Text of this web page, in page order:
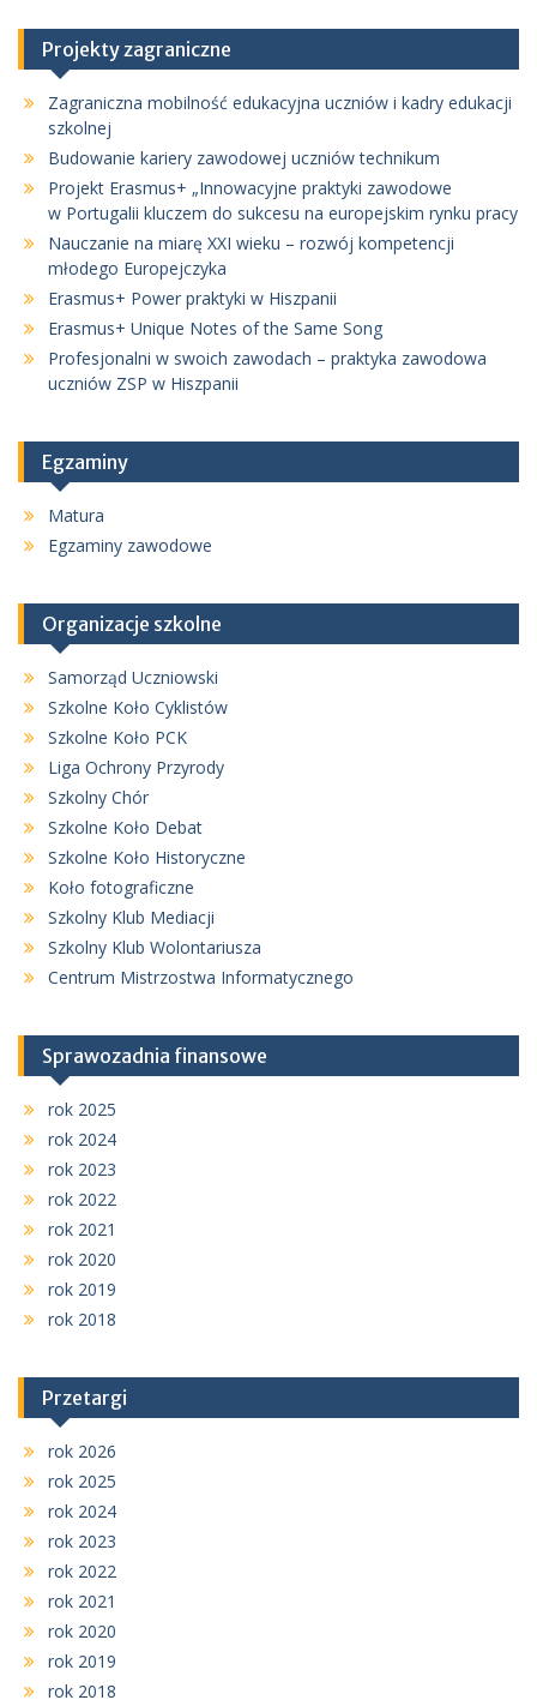
Projekty zagraniczne
Zagraniczna mobilność edukacyjna uczniów i kadry edukacji
szkolnej
Budowanie kariery zawodowej uczniów technikum
Projekt Erasmus+ „Innowacyjne praktyki zawodowe
w Portugalii kluczem do sukcesu na europejskim rynku pracy
Nauczanie na miarę XXI wieku – rozwój kompetencji
młodego Europejczyka
Erasmus+ Power praktyki w Hiszpanii
Erasmus+ Unique Notes of the Same Song
Profesjonalni w swoich zawodach – praktyka zawodowa
uczniów ZSP w Hiszpanii
Egzaminy
Matura
Egzaminy zawodowe
Organizacje szkolne
Samorząd Uczniowski
Szkolne Koło Cyklistów
Szkolne Koło PCK
Liga Ochrony Przyrody
Szkolny Chór
Szkolne Koło Debat
Szkolne Koło Historyczne
Koło fotograficzne
Szkolny Klub Mediacji
Szkolny Klub Wolontariusza
Centrum Mistrzostwa Informatycznego
Sprawozadnia finansowe
rok 2025
rok 2024
rok 2023
rok 2022
rok 2021
rok 2020
rok 2019
rok 2018
Przetargi
rok 2026
rok 2025
rok 2024
rok 2023
rok 2022
rok 2021
rok 2020
rok 2019
rok 2018